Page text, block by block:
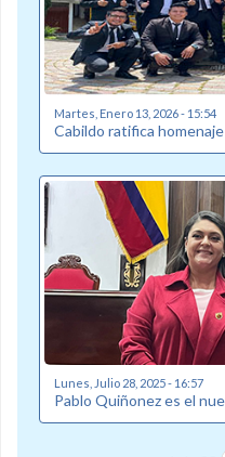
Martes, Enero 13, 2026 - 15:54
Cabildo ratifica
Lunes, Julio 28, 2025 - 16:57
Pablo Quiñonez es el